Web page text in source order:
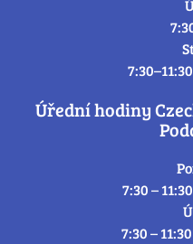
Úřední hodiny
7:30 –
7:30 –